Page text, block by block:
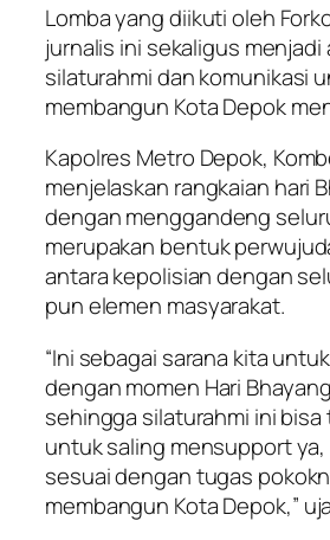
Lomba yang diikuti oleh
jurnalis ini sekaligus menjadi
silaturahmi dan komunikasi
membangun Kota Depok
Kapolres Metro Depok,
menjelaskan rangkaian hari
dengan menggandeng
merupakan bentuk
antara kepolisian dengan
pun elemen masyarakat.
“Ini sebagai sarana kita
dengan momen Hari
sehingga silaturahmi ini
untuk saling mensupport
sesuai dengan tugas
membangun Kota Depok,”